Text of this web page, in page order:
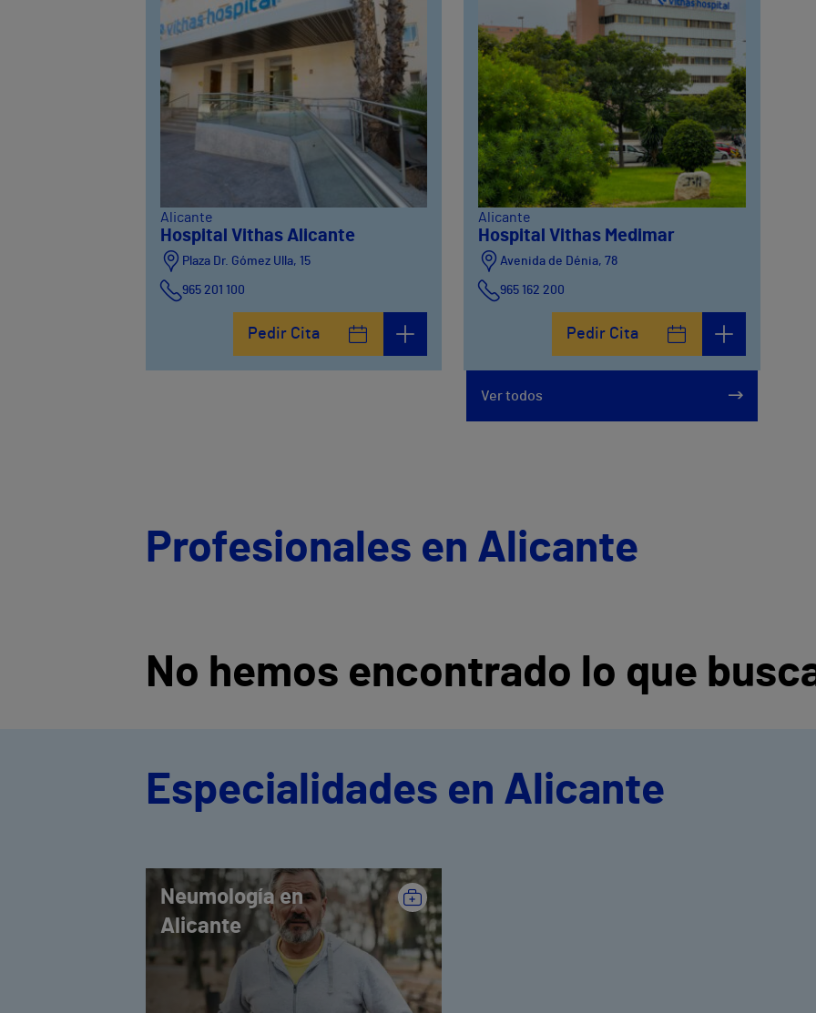
Alicante
Hospital Vithas Alicante
Plaza Dr. Gómez Ulla, 15
965 201 100
Pedir Cita
Alicante
Hospital Vithas Medimar
Avenida de Dénia, 78
965 162 200
Pedir Cita
Ver todos
Profesionales en Alicante
No hemos encontrado lo que
Especialidades en Alicante
Neumología en
Alicante